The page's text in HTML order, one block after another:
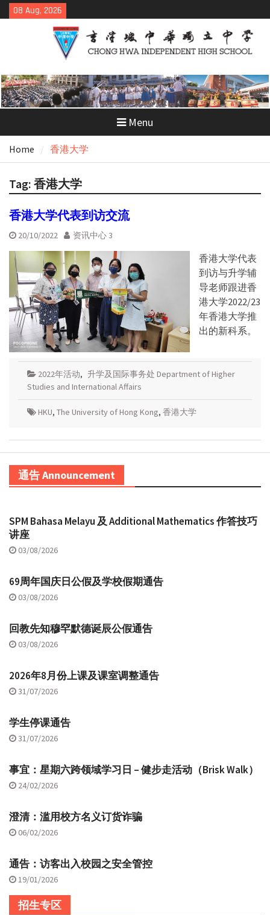
Skip
to
08 Aug, 2026
Menu
Home 香港大学
Tag: 香港大学
香港大学代表到访交流
20/10/2022 资讯中心 3
香港大学代表
到访与升学辅
导老师跟进香
港大学2022/23
年香港大学推
出的新科系。
2022年活动, 升学及国际事务处 Department of Higher
Studies and International Affairs
HKU, The University of Hong Kong, 香港大学
通告 Announcement
SPM Bahasa Melayu 及 Additional Mathematics 作答技巧
讲座
03/08/2026
69周年国庆日公假及学校假期通告
03/08/2026
回教先知穆罕默德诞辰公假通告
03/08/2026
2026年8月份上课及课室调整通告
31/07/2026
学生停课通告
31/07/2026
事宜：星期六跨领域学习日 – 健步走活动（Brisk Walk）
24/02/2026
澄清：滥用校方名义订货诈骗
06/02/2026
通告：访客出入校园之安全管控
19/01/2026
招生专区